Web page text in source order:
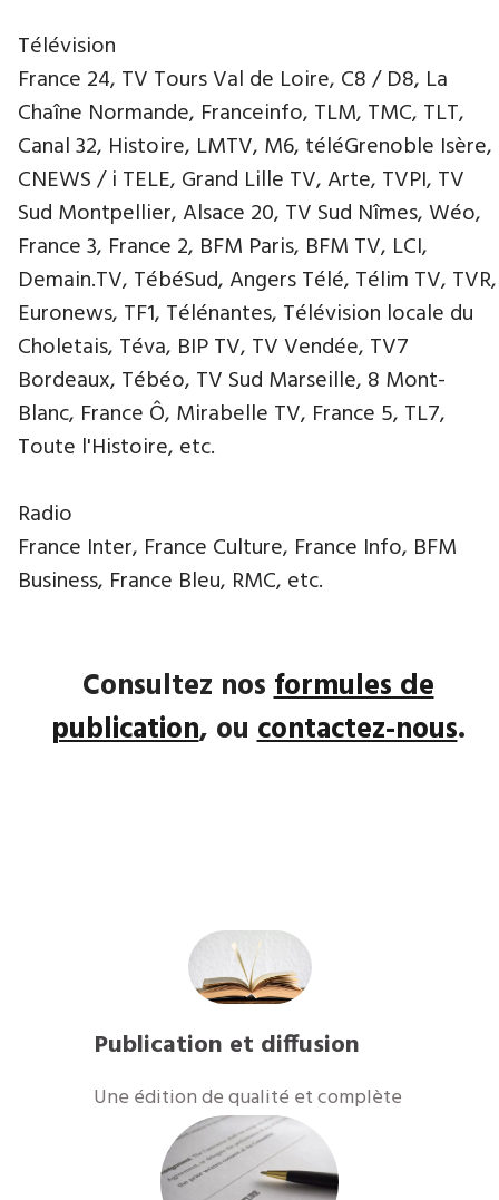
Télévision
France 24, TV Tours Val de Loire, C8 / D8, La
Chaîne Normande, Franceinfo, TLM, TMC, TLT,
Canal 32, Histoire, LMTV, M6, téléGrenoble Isère,
CNEWS / i TELE, Grand Lille TV, Arte, TVPI, TV
Sud Montpellier, Alsace 20, TV Sud Nîmes, Wéo,
France 3, France 2, BFM Paris, BFM TV, LCI,
Demain.TV, TébéSud, Angers Télé, Télim TV, TVR,
Euronews, TF1, Télénantes, Télévision locale du
Choletais, Téva, BIP TV, TV Vendée, TV7
Bordeaux, Tébéo, TV Sud Marseille, 8 Mont-
Blanc, France Ô, Mirabelle TV, France 5, TL7,
Toute l'Histoire, etc.
Radio
France Inter, France Culture, France Info, BFM
Business, France Bleu, RMC, etc.
Consultez nosformules de
publication, oucontactez-nous.
Publication et diffusion
​Une édition de qualité et complète